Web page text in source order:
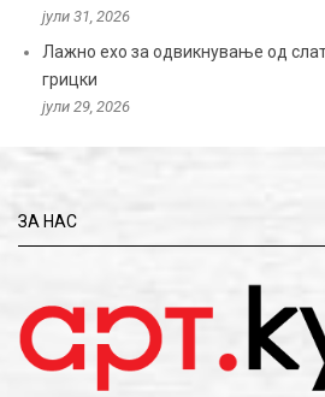
јули 31, 2026
Лажно ехо за одвикнување од
грицки
јули 29, 2026
ЗА НАС